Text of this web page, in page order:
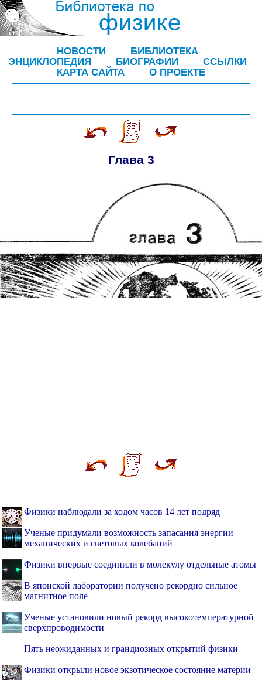
НОВОСТИ
БИБЛИОТЕКА
ЭНЦИКЛОПЕДИЯ
БИОГРАФИИ
ССЫЛКИ
КАРТА САЙТА
О ПРОЕКТЕ
Глава 3
Физики наблюдали за ходом часов 14 лет подряд
Ученые придумали возможность запасания энергии
механических и световых колебаний
Физики впервые соединили в молекулу отдельные атомы
В японской лаборатории получено рекордно сильное
магнитное поле
Ученые установили новый рекорд высокотемпературной
сверхпроводимости
Пять неожиданных и грандиозных открытий физики
Физики открыли новое экзотическое состояние материи